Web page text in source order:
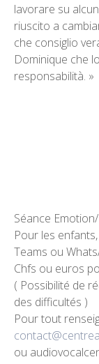
lavorare su
riuscito a
che consiglio
Dominique che
responsabilità. »
Séance
Pour les
Teams ou
Chfs ou euros
( Possibilité de
des difficultés )
Pour tout
ou